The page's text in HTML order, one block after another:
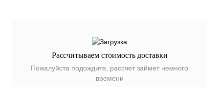
Рассчитываем стоимость доставки
Пожалуйста подождите, рассчет займет немного
времени